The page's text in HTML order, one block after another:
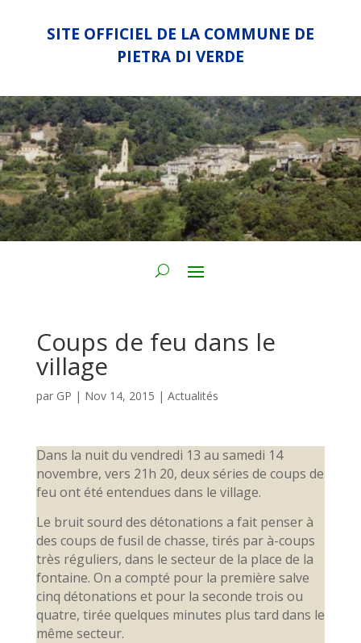
SITE OFFICIEL DE LA COMMUNE DE
PIETRA DI VERDE
Coups de feu dans le
village
par GP | Nov 14, 2015 | Actualités
Dans la nuit du vendredi 13 au samedi 14
novembre, vers 21h 20, deux séries de coups de
feu ont été entendues dans le village.
Le bruit sourd des détonations a fait penser à
des coups de fusil de chasse, tirés par à-coups
très réguliers, dans le secteur de la place de la
fontaine. On a compté pour la première salve
cinq détonations et pour la seconde trois ou
quatre, tirée quelques minutes plus tard dans le
même secteur.